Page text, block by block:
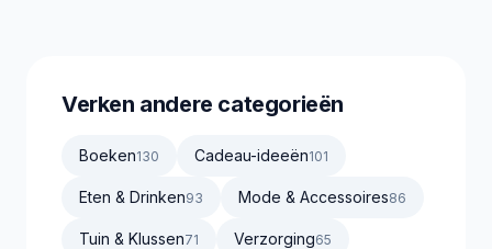
Verken andere categorieën
Boeken130 Cadeau-ideeën101
Eten & Drinken93 Mode & Accessoires86
Tuin & Klussen71 Verzorging65